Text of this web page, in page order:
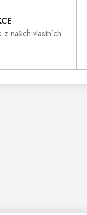
našich vlastních